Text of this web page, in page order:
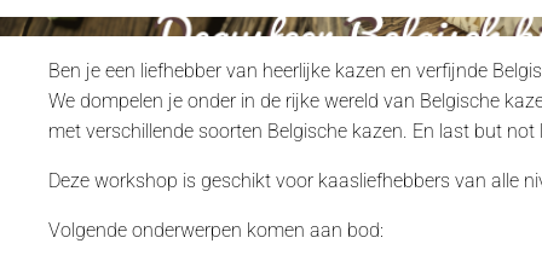
Ben je een liefhebber van heerlijke kazen en verfijnde
We dompelen je onder in de rijke wereld van Belgische
met verschillende soorten Belgische kazen. En last but
Deze workshop is geschikt voor kaasliefhebbers van alle
Volgende onderwerpen komen aan bod: